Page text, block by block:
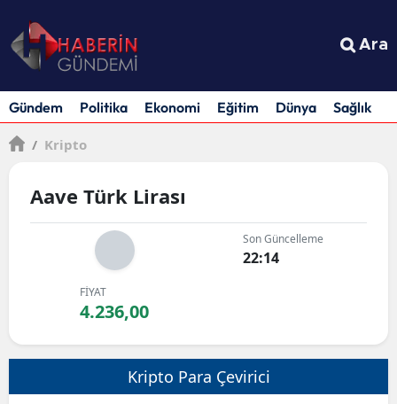
Ara
Gündem Politika Ekonomi Eğitim Dünya Sağlık
/ Kripto
Aave Türk Lirası
Son Güncelleme
22:14
FİYAT
4.236,00
Kripto Para Çevirici